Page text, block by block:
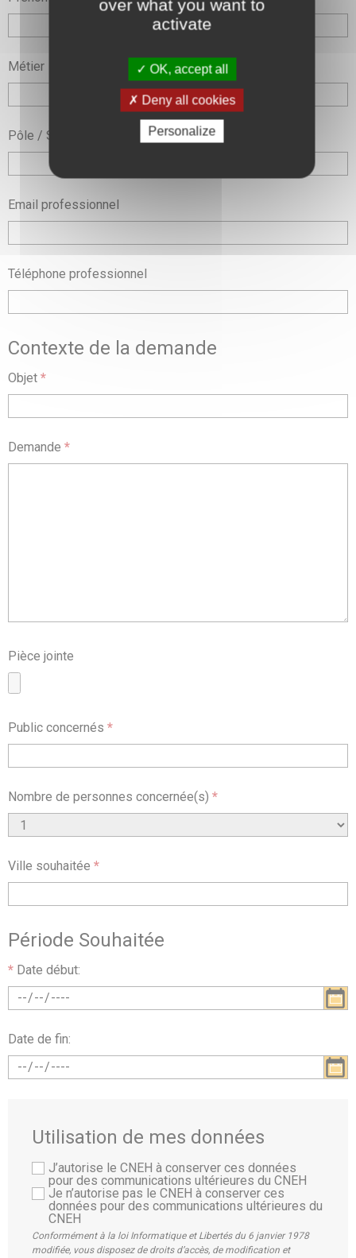
Métier
Pôle / Service
Email professionnel
Téléphone professionnel
Contexte de la demande
Objet *
Demande *
Pièce jointe
Public concernés *
Nombre de personnes concernée(s) *
Ville souhaitée *
Période Souhaitée
* Date début:
Date de fin:
Utilisation de mes données
J’autorise le CNEH à conserver ces données
pour des communications ultérieures du CNEH
Je n’autorise pas le CNEH à conserver ces
données pour des communications ultérieures du
CNEH
Conformément à la loi Informatique et Libertés du 6 janvier 1978
modifiée, vous disposez de droits d’accès, de modification et
over what you want to
activate
OK, accept all
Deny all cookies
Personalize